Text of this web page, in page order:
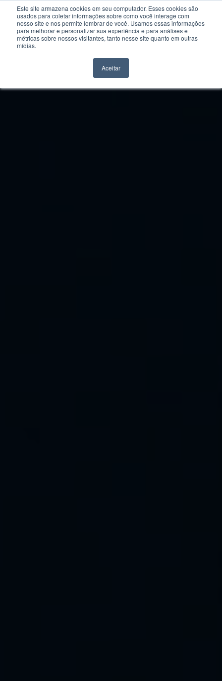
Este site armazena cookies em seu computador. Esses cookies são
usados para coletar informações sobre como você interage com
nosso site e nos permite lembrar de você. Usamos essas informações
para melhorar e personalizar sua experiência e para análises e
métricas sobre nossos visitantes, tanto nesse site quanto em outras
mídias.
Aceitar